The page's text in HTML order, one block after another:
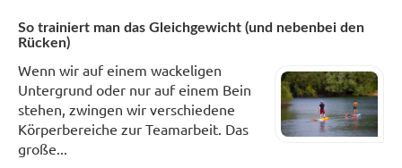
So trainiert man das Gleichgewicht (und nebenbei den
Rücken)
Wenn wir auf einem wackeligen
Untergrund oder nur auf einem Bein
stehen, zwingen wir verschiedene
Körperbereiche zur Teamarbeit. Das
große...